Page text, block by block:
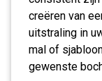
creëren van
uitstraling in
mal of
gewenste